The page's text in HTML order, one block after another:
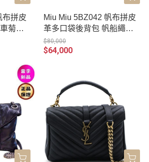
Miu Miu 5BZ042 帆布拼皮
革多口袋後背包 帆船繩米
色/白蘭地色
$80,000
$64,000